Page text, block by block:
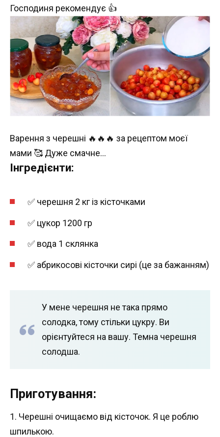
Господиня рекомендує 👍
Варення з черешні 🔥🔥🔥 за рецептом моєї
мами 🥰 Дуже смачне…
Інгредієнти:
✅ черешня 2 кг із кісточками
✅ цукор 1200 гр
✅ вода 1 склянка
✅ абрикосові кісточки сирі (це за бажанням)
У мене черешня не така прямо
солодка, тому стільки цукру. Ви
орієнтуйтеся на вашу. Темна черешня
солодша.
Приготування:
1. Черешні очищаємо від кісточок. Я це роблю
шпилькою.